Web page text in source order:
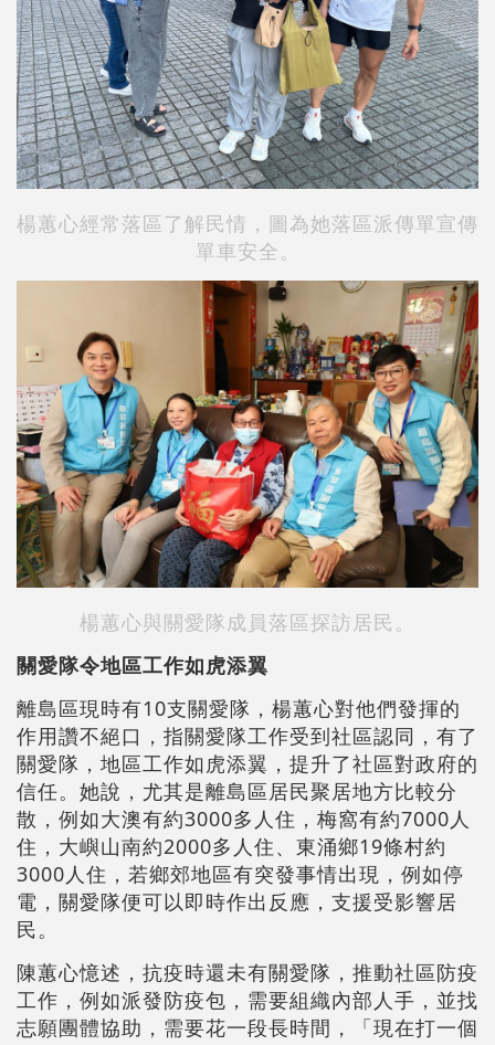
楊蕙心經常落區了解民情，圖為她落區派傳單宣傳
單車安全。
楊蕙心與關愛隊成員落區探訪居民。
關愛隊令地區工作如虎添翼
離島區現時有10支關愛隊，楊蕙心對他們發揮的
作用讚不絕口，指關愛隊工作受到社區認同，有了
關愛隊，地區工作如虎添翼，提升了社區對政府的
信任。她說，尤其是離島區居民聚居地方比較分
散，例如大澳有約3000多人住，梅窩有約7000人
住，大嶼山南約2000多人住、東涌鄉19條村約
3000人住，若鄉郊地區有突發事情出現，例如停
電，關愛隊便可以即時作出反應，支援受影響居
民。
陳蕙心憶述，抗疫時還未有關愛隊，推動社區防疫
工作，例如派發防疫包，需要組織內部人手，並找
志願團體協助，需要花一段長時間，「現在打一個